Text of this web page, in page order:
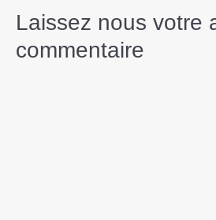
Laissez nous votre
commentaire